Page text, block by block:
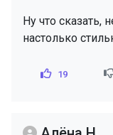
Ну что сказать,
настолько
19